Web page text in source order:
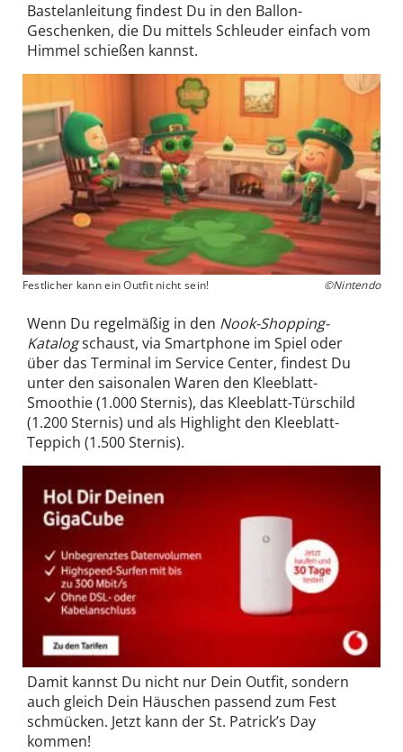
Bastelanleitung findest Du in den Ballon-
Geschenken, die Du mittels Schleuder einfach vom
Himmel schießen kannst.
Festlicher kann ein Outfit nicht sein! ©Nintendo
Wenn Du regelmäßig in den Nook-Shopping-
Katalogschaust, via Smartphone im Spiel oder
über das Terminal im Service Center, findest Du
unter den saisonalen Waren den Kleeblatt-
Smoothie (1.000 Sternis), das Kleeblatt-Türschild
(1.200 Sternis) und als Highlight den Kleeblatt-
Teppich (1.500 Sternis).
Damit kannst Du nicht nur Dein Outfit, sondern
auch gleich Dein Häuschen passend zum Fest
schmücken. Jetzt kann der St. Patrick’s Day
kommen!